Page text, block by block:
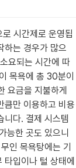
시간제로 운영됩
는 경우가 많으
요되는 시간에 따
목욕에 총 30분이
요금을 지불하게
큼만 이용하고 비용
니다. 결제 시스템
능한 곳도 있으니
인 목욕탕에는 기
입이나 털 상태에